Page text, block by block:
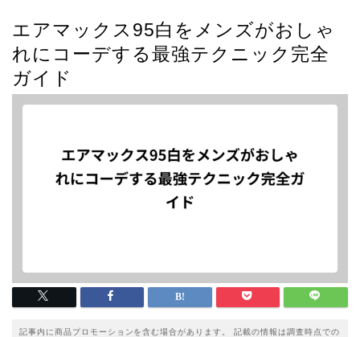
エアマックス95白をメンズがおしゃ
れにコーデする最強テクニック完全
ガイド
記事内に商品プロモーションを含む場合があります。 記載の情報は調査時点での